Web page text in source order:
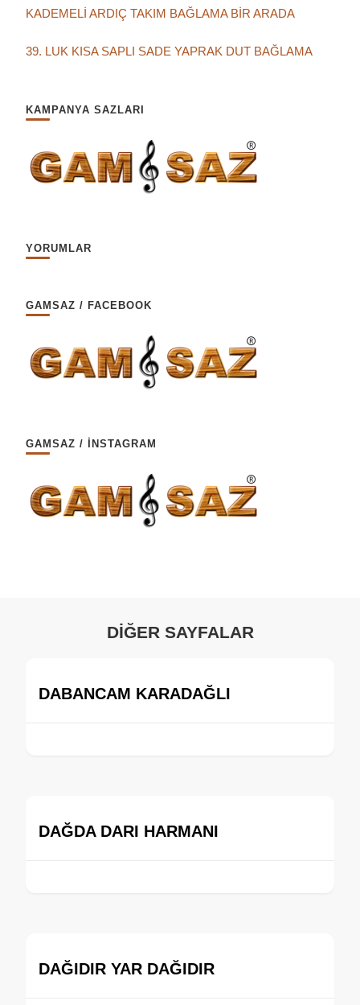
KADEMELİ ARDIÇ TAKIM BAĞLAMA BİR ARADA
39. LUK KISA SAPLI SADE YAPRAK DUT BAĞLAMA
KAMPANYA SAZLARI
YORUMLAR
GAMSAZ / FACEBOOK
GAMSAZ / İNSTAGRAM
DİĞER SAYFALAR
DABANCAM KARADAĞLI
DAĞDA DARI HARMANI
DAĞIDIR YAR DAĞIDIR